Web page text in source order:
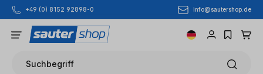
Zum Hauptinhalt springen
+49 (0) 8152 92898-0 info@sautershop.de
Suchbegriff